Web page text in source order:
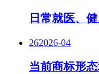
日常就医、
262026-04
当前商标形